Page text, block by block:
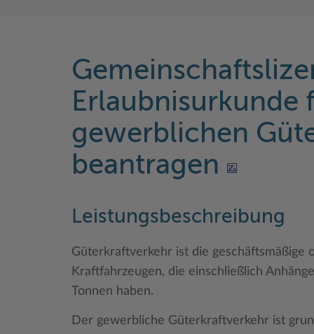
Erlaubnisurkunde
gewerblichen
beantragen
Leistungsbeschreibung
Güterkraftverkehr ist die
Kraftfahrzeugen, die einschließlich
Tonnen haben.
Der gewerbliche Güterkraftverkehr ist